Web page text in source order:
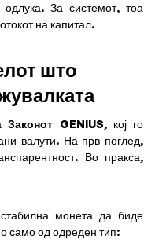
За системот, тоа
на капитал.
што
Законот GENIUS, кој го
валути. На прв поглед,
Во пракса,
стабилна монета да биде
само од одреден тип: